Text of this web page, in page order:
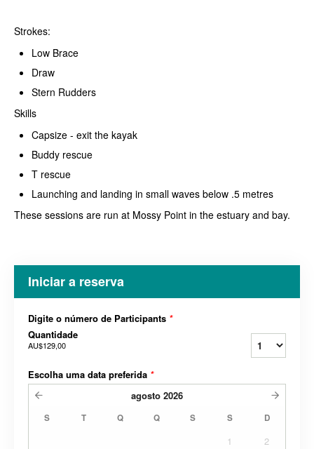
Strokes:
Low Brace
Draw
Stern Rudders
Skills
Capsize - exit the kayak
Buddy rescue
T rescue
Launching and landing in small waves below .5 metres
These sessions are run at Mossy Point in the estuary and bay.
Iniciar a reserva
Digite o número de Participants *
Quantidade
AU$129,00
Escolha uma data preferida *
agosto 2026
S T Q Q S S D
1
2